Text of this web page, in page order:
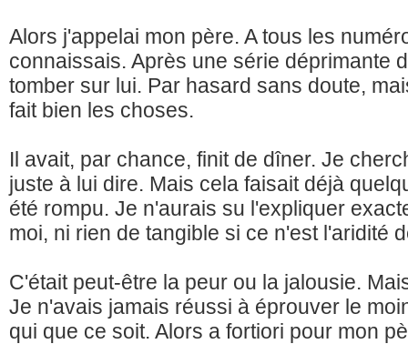
Alors j'appelai mon père. A tous les
connaissais. Après une série déprimante
tomber sur lui. Par hasard sans doute,
fait bien les choses.
Il avait, par chance, finit de dîner. Je
juste à lui dire. Mais cela faisait déjà
été rompu. Je n'aurais su l'expliquer
moi, ni rien de tangible si ce n'est l'aridité
C'était peut-être la peur ou la jalousie.
Je n'avais jamais réussi à éprouver le
qui que ce soit. Alors a fortiori pour mon